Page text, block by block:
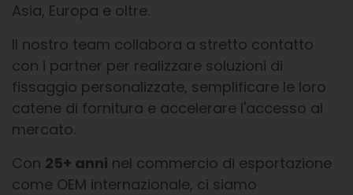
Asia, Europa e oltre.
Il nostro team collabora a stretto contatto
con i partner per realizzare soluzioni di
fissaggio personalizzate, semplificare le loro
catene di fornitura e accelerare l'accesso al
mercato.
Con 25+ anni nel commercio di esportazione
come OEM internazionale, ci siamo